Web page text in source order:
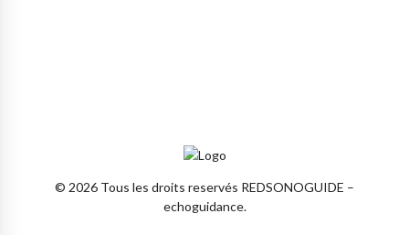
© 2026 Tous les droits reservés REDSONOGUIDE –
echoguidance.